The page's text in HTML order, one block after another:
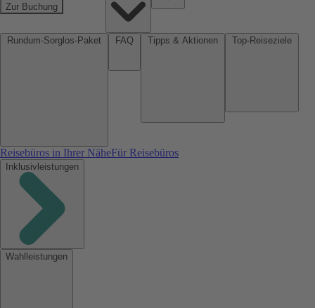
Zur Buchung
Reisebüros in Ihrer NäheFür Reisebüros
Inklusivleistungen
Wahlleistungen